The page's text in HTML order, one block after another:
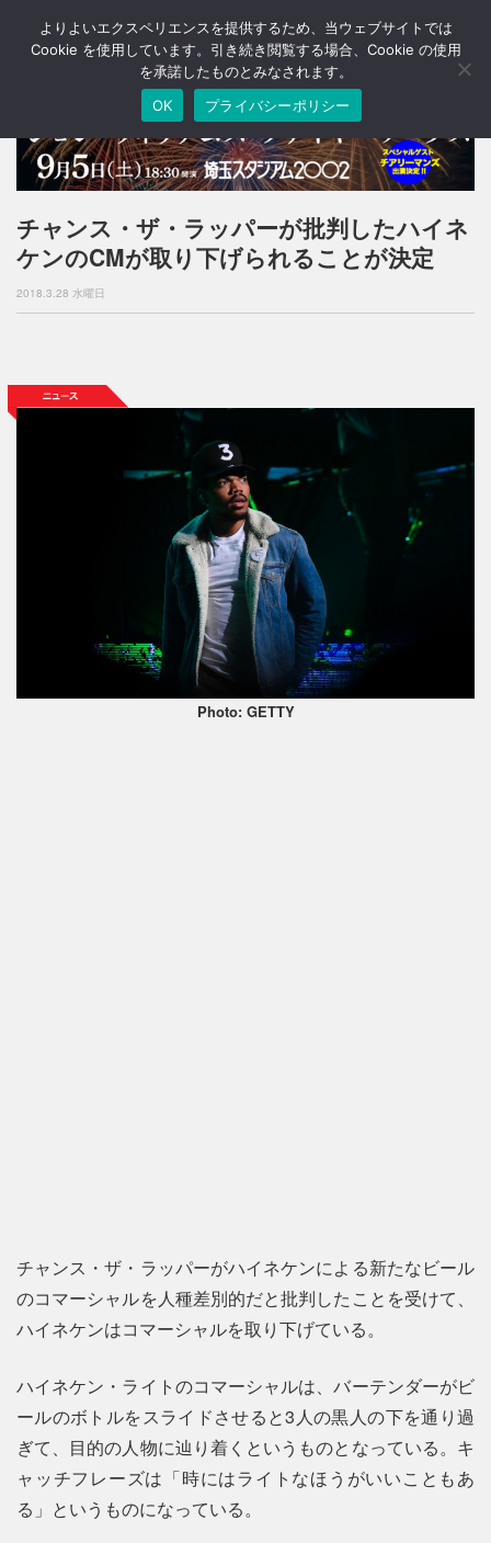
T
o
a
v
g
o
チャンス・ザ・ラッパーが批判したハイネ
ケンのCMが取り下げられることが決定
2018.3.28 水曜日
Photo: GETTY
チャンス・ザ・ラッパーがハイネケンによる新たなビール
のコマーシャルを人種差別的だと批判したことを受けて、
ハイネケンはコマーシャルを取り下げている。
ハイネケン・ライトのコマーシャルは、バーテンダーがビ
ールのボトルをスライドさせると3人の黒人の下を通り過
ぎて、目的の人物に辿り着くというものとなっている。キ
ャッチフレーズは「時にはライトなほうがいいこともあ
る」というものになっている。
よりよいエクスペリエンスを提供するため、当ウェブサイトでは
Cookie を使用しています。引き続き閲覧する場合、Cookie の使用
を承諾したものとみなされます。
OK
プライバシーポリシー